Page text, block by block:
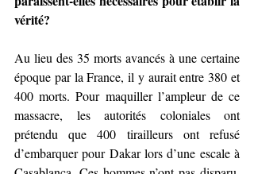
vérité?
Au lieu des 35 morts avancés à une certaine
époque par la France, il y aurait entre 380 et
400 morts. Pour maquiller l’ampleur de ce
massacre, les autorités coloniales ont
prétendu que 400 tirailleurs ont refusé
d’embarquer pour Dakar lors d’une escale à